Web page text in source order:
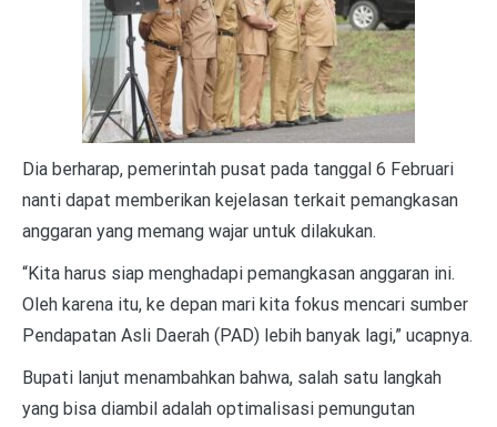
Dia berharap, pemerintah pusat pada tanggal 6 Februari
nanti dapat memberikan kejelasan terkait pemangkasan
anggaran yang memang wajar untuk dilakukan.
“Kita harus siap menghadapi pemangkasan anggaran ini.
Oleh karena itu, ke depan mari kita fokus mencari sumber
Pendapatan Asli Daerah (PAD) lebih banyak lagi,” ucapnya.
Bupati lanjut menambahkan bahwa, salah satu langkah
yang bisa diambil adalah optimalisasi pemungutan